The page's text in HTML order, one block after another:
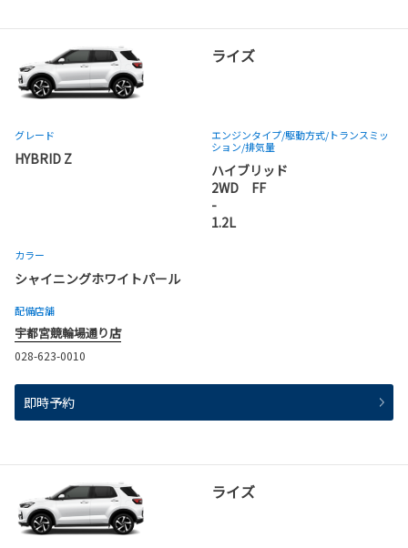
ライズ
グレード
HYBRID Z
エンジンタイプ/駆動方式/トランスミッ
ション/排気量
ハイブリッド
2WD FF
-
1.2L
カラー
シャイニングホワイトパール
配備店舗
宇都宮競輪場通り店
028-623-0010
即時予約
ライズ